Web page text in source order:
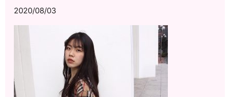
2020/08/03